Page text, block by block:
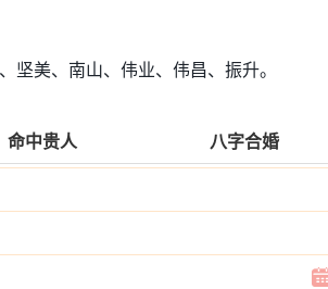
美、南山、伟业、伟昌、振升。
命中贵人 八字合婚